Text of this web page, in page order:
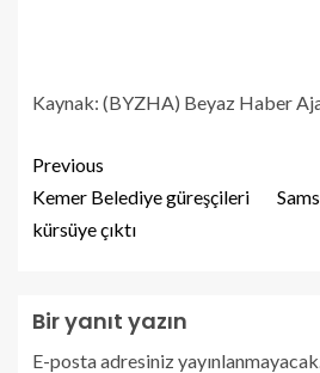
Kaynak: (BYZHA) Beyaz Haber
Previous
Kemer Belediye güreşçileri
kürsüye çıktı
Bir yanıt yazın
E-posta adresiniz